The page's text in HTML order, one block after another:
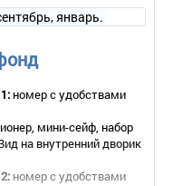
январь.
номер с удобствами
мини-сейф, набор
на внутренний дворик
номер с удобствами